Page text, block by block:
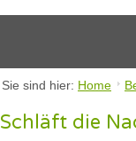
Sie sind hier: Home
Schläft die